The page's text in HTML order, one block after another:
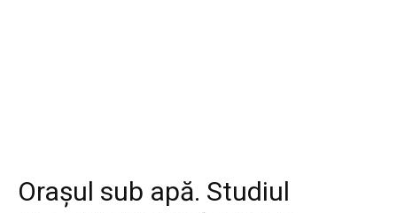
Orașul sub apă. Studiul